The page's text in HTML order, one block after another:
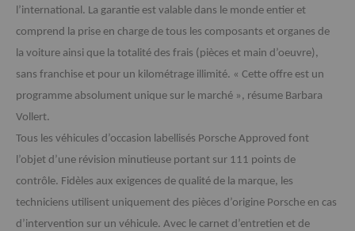
l’international. La garantie est valable dans le monde entier et
comprend la prise en charge de tous les composants et organes de
la voiture ainsi que la totalité des frais (pièces et main d’oeuvre),
sans franchise et pour un kilométrage illimité. « Cette offre est un
programme absolument unique sur le marché », résume Barbara
Vollert.
Tous les véhicules d’occasion labellisés Porsche Approved font
l’objet d’une révision minutieuse portant sur 111 points de
contrôle. Fidèles aux exigences de qualité de la marque, les
techniciens utilisent uniquement des pièces d’origine Porsche en cas
d’intervention sur un véhicule. Avec le carnet d’entretien et de